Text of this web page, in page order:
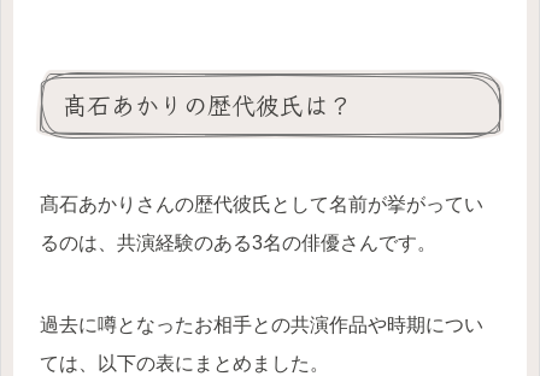
髙石あかりの歴代彼氏は？
髙石あかりさんの歴代彼氏として名前が挙がってい
るのは、共演経験のある3名の俳優さんです。
過去に噂となったお相手との共演作品や時期につい
ては、以下の表にまとめました。